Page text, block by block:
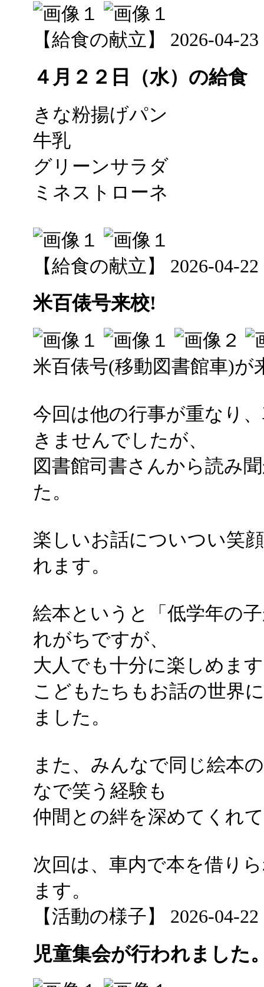
【給食の献立】 2026-04-
４月２２日（水）の給食
きな粉揚げパン
牛乳
グリーンサラダ
ミネストローネ
【給食の献立】 2026-04-
米百俵号来校!
米百俵号(移動図書館車)が
今回は他の行事が重なり
きませんでしたが、
図書館司書さんから読み
た。
楽しいお話についつい笑
れます。
絵本というと「低学年の
れがちですが、
大人でも十分に楽しめま
こどもたちもお話の世界
ました。
また、みんなで同じ絵本
なで笑う経験も
仲間との絆を深めてくれ
次回は、車内で本を借り
ます。
【活動の様子】 2026-04-
児童集会が行われました